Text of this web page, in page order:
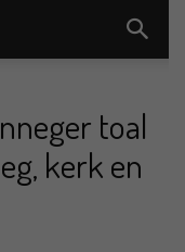
toal
kerk en